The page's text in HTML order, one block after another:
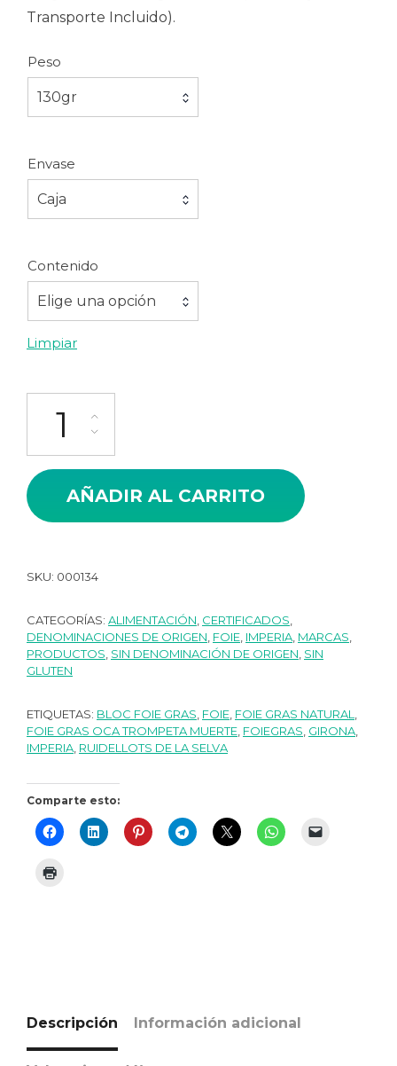
Transporte Incluido).
Peso
130gr
Envase
Caja
Contenido
Elige una opción
Limpiar
AÑADIR AL CARRITO
SKU: 000134
CATEGORÍAS: ALIMENTACIÓN CERTIFICADOS
DENOMINACIONES DE ORIGEN FOIE IMPERIA MARCAS
PRODUCTOS SIN DENOMINACIÓN DE ORIGEN SIN
GLUTEN
ETIQUETAS: BLOC FOIE GRAS FOIE FOIE GRAS NATURAL
FOIE GRAS OCA TROMPETA MUERTE FOIEGRAS GIRONA
IMPERIA RUIDELLOTS DE LA SELVA
Comparte esto:
Descripción Información adicional